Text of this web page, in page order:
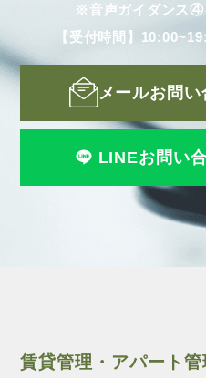
※音声ガイダンス④
【受付時間】
メールお問
LINEお問い
賃貸管理・アパート